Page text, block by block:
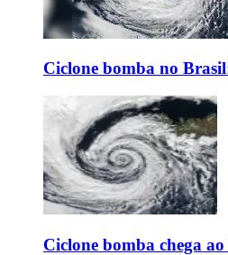
Ciclone bomba no
Ciclone bomba chega